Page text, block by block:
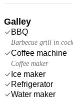
Galley
BBQ
Barbecue grill in
Coffee machine
Coffee maker
Ice maker
Refrigerator
Water maker